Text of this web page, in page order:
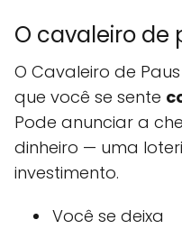
O cavaleiro de
O Cavaleiro de
que você se sente
Pode anunciar a
dinheiro — uma
investimento.
Você se deixa